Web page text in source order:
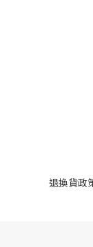
退換貨政